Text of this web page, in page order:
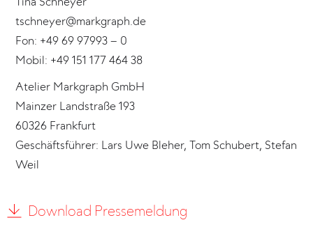
tschneyer@markgraph.de
Fon: +49 69 97993 – 0
Mobil: +49 151 177 464 38
Atelier Markgraph GmbH
Mainzer Landstraße 193
60326 Frankfurt
Geschäftsführer: Lars Uwe Bleher, Tom Schubert, Stefan
Weil
Download Pressemeldung